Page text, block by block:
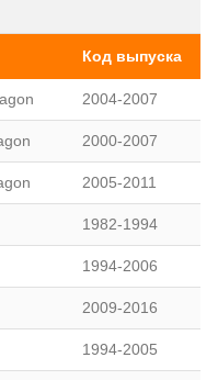
Код выпуска
2004-2007
2000-2007
2005-2011
1982-1994
1994-2006
2009-2016
1994-2005